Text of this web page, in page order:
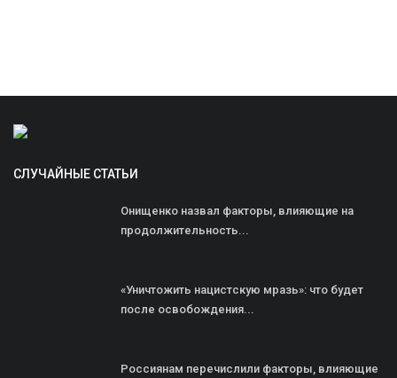
СЛУЧАЙНЫЕ СТАТЬИ
Онищенко назвал факторы, влияющие на
продолжительность...
«Уничтожить нацистскую мразь»: что будет
после освобождения...
Россиянам перечислили факторы, влияющие